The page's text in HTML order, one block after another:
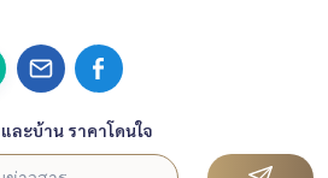
ละบ้าน ราคาโดนใจ